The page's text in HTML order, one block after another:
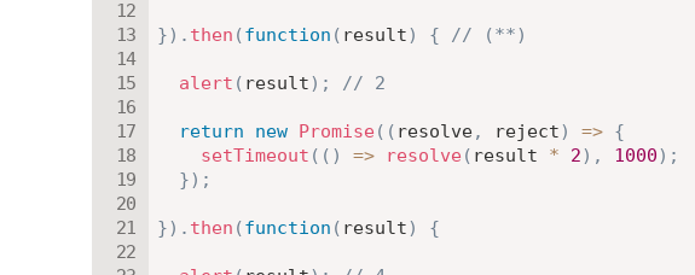
}) . then (function ( result) { // (**)
alert ( result) ; // 2
return new Promise ( ( resolve, reject) => {
setTimeout ( ( ) => resolve ( result * 2) , 1000) ;
}) ;
}) . then (function ( result) {